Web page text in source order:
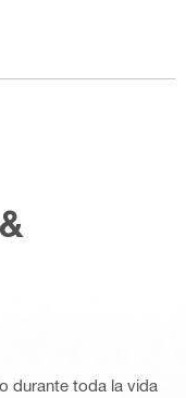
durante toda la vida